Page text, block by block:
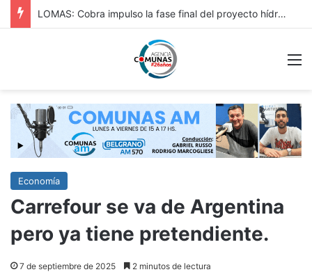
HURLINGAM: IMPORTANTE: REPAVIMENTACIÓN DE VERGARA Y OBRA HIDRÁULICA EN ORIGONE
Economía
Carrefour se va de Argentina
pero ya tiene pretendiente.
7 de septiembre de 2025 2 minutos de lectura